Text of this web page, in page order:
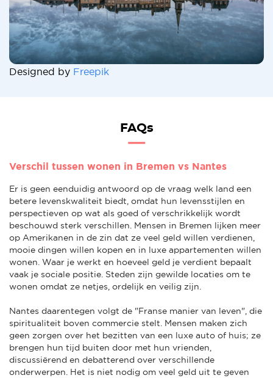
Designed by Freepik
FAQs
Verschil tussen wonen in Bremen vs Nantes
Er is geen eenduidig antwoord op de vraag welk land een
betere levenskwaliteit biedt, omdat hun levensstijlen en
perspectieven op wat als goed of verschrikkelijk wordt
beschouwd sterk verschillen. Mensen in Bremen lijken meer
op Amerikanen in de zin dat ze veel geld willen verdienen,
mooie dingen willen kopen en in luxe appartementen willen
wonen. Waar je werkt en hoeveel geld je verdient bepaalt
vaak je sociale positie. Steden zijn gewilde locaties om te
wonen omdat ze netjes, ordelijk en veilig zijn.
Nantes daarentegen volgt de "Franse manier van leven", die
spiritualiteit boven commercie stelt. Mensen maken zich
geen zorgen over het bezitten van een luxe auto of huis; ze
brengen hun tijd buiten door met hun vrienden,
discussiërend en debatterend over verschillende
onderwerpen. Het is niet nodig om veel geld uit te geven